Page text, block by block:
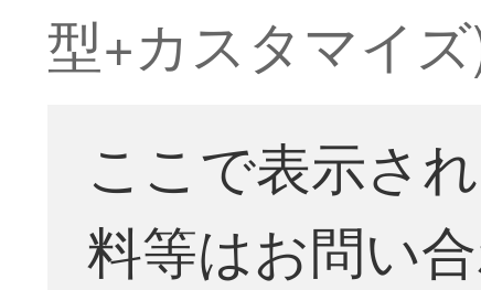
型+カスタマイ
ここで表示さ
料等はお問い